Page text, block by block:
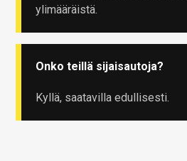
ylimääräistä.
Onko teillä sijaisautoja?
Kyllä, saatavilla edullisesti.